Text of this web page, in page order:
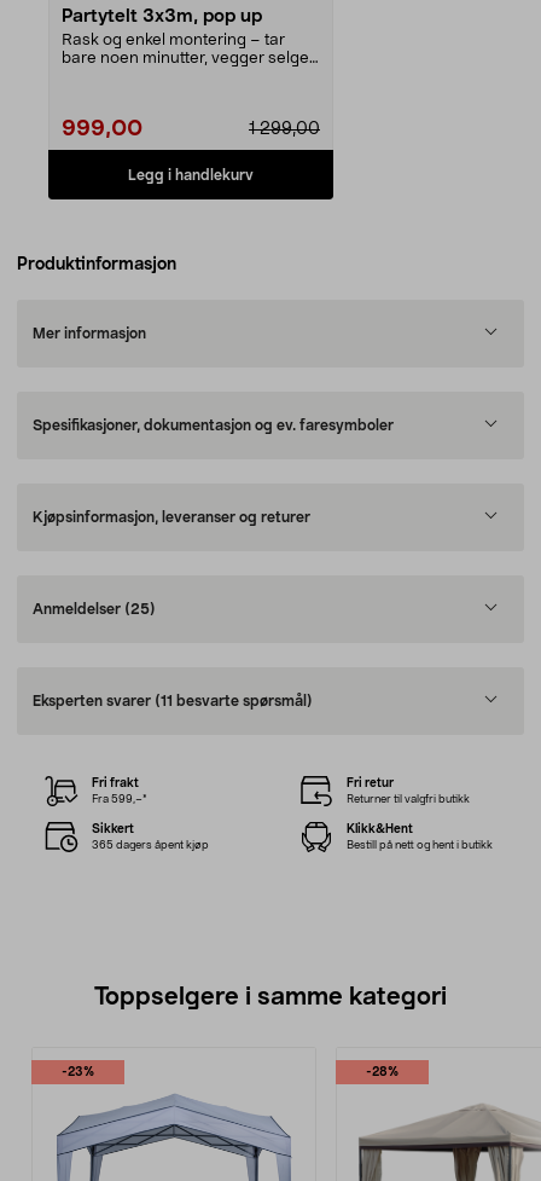
Partytelt 3x3m, pop up
Rask og enkel montering – tar
bare noen minutter, vegger selges
1 299,00
999,00
Legg i handlekurv
Produktinformasjon
Mer informasjon
Spesifikasjoner, dokumentasjon og ev. faresymboler
Kjøpsinformasjon, leveranser og returer
Anmeldelser (25)
Eksperten svarer (11 besvarte spørsmål)
Fri frakt
Fra 599,–*
Fri retur
Returner til valgfri butikk
Sikkert
365 dagers åpent kjøp
Klikk&Hent
Bestill på nett og hent i butikk
Toppselgere i samme kategori
-23% -28%